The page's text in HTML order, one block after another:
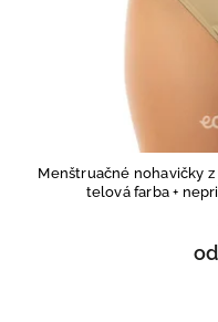
Menštruačné nohavičky
telová farba+
od